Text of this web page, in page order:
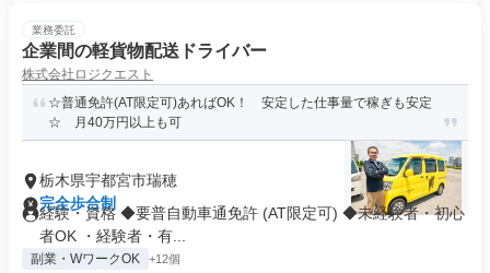
業務委託
企業間の軽貨物配送ドライバー
株式会社ロジクエスト
☆普通免許(AT限定可)あればOK！ 安定した仕事量で稼ぎも安定
☆ 月40万円以上も可
栃木県宇都宮市瑞穂
完全歩合制
経験・資格 ◆要普自動車通免許 (AT限定可) ◆未経験者・初心
者OK ・経験者・有...
副業・WワークOK +12個